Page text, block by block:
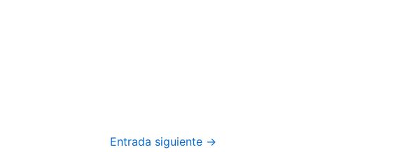
Entrada siguiente →